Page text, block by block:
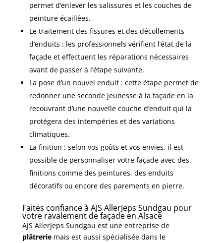
permet d’enlever les salissures et les couches de
peinture écaillées.
Le traitement des fissures et des décollements
d’enduits : les professionnels vérifient l’état de la
façade et effectuent les réparations nécessaires
avant de passer à l’étape suivante.
La pose d’un nouvel enduit : cette étape permet de
redonner une seconde jeunesse à la façade en la
recouvrant d’une nouvelle couche d’enduit qui la
protégera des intempéries et des variations
climatiques.
La finition : selon vos goûts et vos envies, il est
possible de personnaliser votre façade avec des
finitions comme des peintures, des enduits
décoratifs ou encore des parements en pierre.
Faites confiance à AJS AllerJeps Sundgau pour
votre ravalement de façade en Alsace
AJS AllerJeps Sundgau est une entreprise de
plâtreriemais est aussi spécialisée dans le